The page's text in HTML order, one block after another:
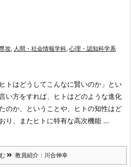
攻, 人間・社会情報学科, 心理・認知科学系
ヒトはどうしてこんなに賢いのか」とい
い方をすれば、ヒトはどのような進化
のか、ということや、ヒトの知性はど
り、またヒトに特有な高次機能 ...
教員紹介：川合伸幸